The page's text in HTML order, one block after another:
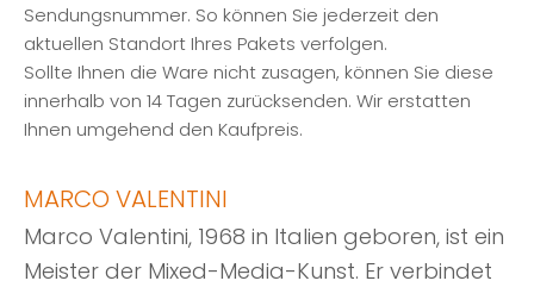
Sendungsnummer. So können Sie jederzeit den
aktuellen Standort Ihres Pakets verfolgen.
Sollte Ihnen die Ware nicht zusagen, können Sie diese
innerhalb von 14 Tagen zurücksenden. Wir erstatten
Ihnen umgehend den Kaufpreis.
MARCO VALENTINI
Marco Valentini, 1968 in Italien geboren, ist ein
Meister der Mixed-Media-Kunst. Er verbindet